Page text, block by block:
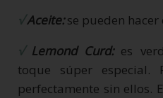
√Aceite:se pueden hacer
√Lemond Curd:es
toque súper especial.
perfectamente sin ellos.